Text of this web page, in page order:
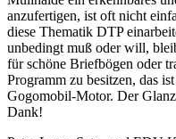
anzufertigen, ist oft nicht
diese Thematik DTP
unbedingt muß oder will,
für schöne Briefbögen oder
Programm zu besitzen, das
Gogomobil-Motor. Der
Dank!